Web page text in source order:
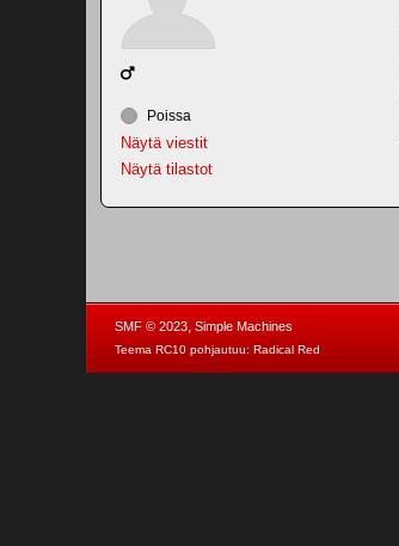
Poissa
Näytä viestit
Näytä tilastot
SMF © 2023, Simple Machines
Teema RC10 pohjautuu: Radical Red